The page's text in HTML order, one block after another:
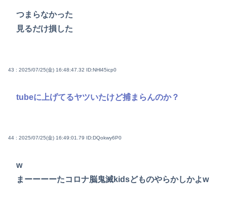
つまらなかった
見るだけ損した
43 : 2025/07/25(金) 16:48:47.32 ID:NHl45icp0
tubeに上げてるヤツいたけど捕まらんのか？
44 : 2025/07/25(金) 16:49:01.79 ID:DQokwy6P0
w
まーーーーたコロナ脳鬼滅kidsどものやらかしかよw